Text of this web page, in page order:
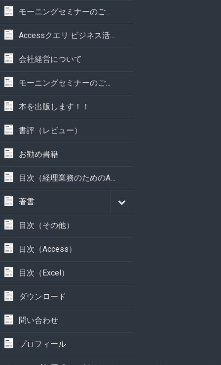
モーニングセミナーのご案内
Accessクエリ ビジネス活用事典
会社経営について
モーニングセミナーのご案内
本を出版します！！
書評（レビュー）
お勧め書籍
目次（経理業務のためのAccess実践講座）
著書
目次（その他）
目次（Access）
目次（Excel）
ダウンロード
問い合わせ
プロフィール